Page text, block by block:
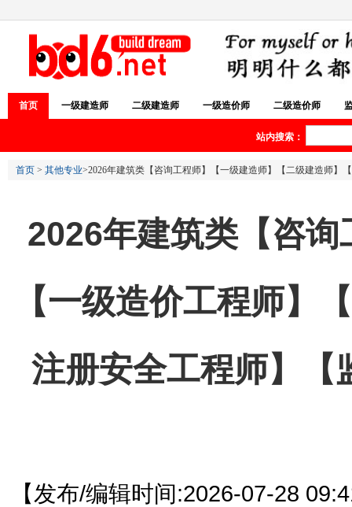
首页 一级建造师 二级建造师 一级造价师 二级造价师
站内搜索：
首页 > 其他专业>2026年建筑类【咨询工程师】【一级建造师】【二级建造师】
2026年建筑类【咨
【一级造价工程师】
注册安全工程师】【
【发布/编辑时间:2026-07-28